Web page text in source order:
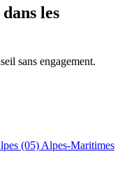
dans les
sans engagement.
(05) Alpes-Maritimes